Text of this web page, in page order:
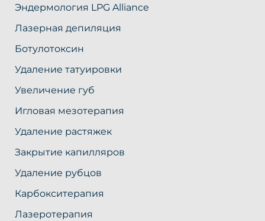
Эндермология LPG Alliance
Лазерная депиляция
Ботулотоксин
Удаление татуировки
Увеличение губ
Игловая мезотерапия
Удаление растяжек
Закрытие капилляров
Удаление рубцов
Карбокситерапия
Лазеротерапия